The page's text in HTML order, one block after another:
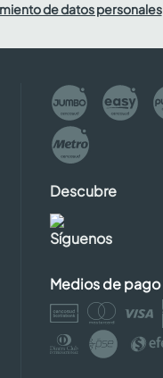
de datos personales
Descubre
Síguenos
Medios de pago